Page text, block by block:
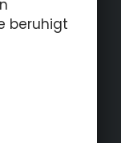
beruhigt